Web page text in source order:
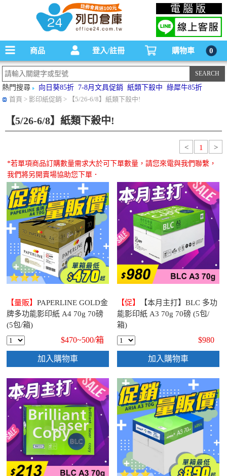
碳粉匣，墨水匣,原廠碳粉匣，副廠碳粉匣，環保碳粉匣,連續供墨印表機-office24列印
倉庫線上購物手機版
電腦版
商品 登入/註冊 購物車 0
熱門搜尋 向日葵85折 7-8月文具促銷 紙類下殺中
綠犀牛85折
首頁 > 影印紙促銷 > 【5/26-6/8】紙類下殺中!
【5/26-6/8】紙類下殺中!
< 1 >
*若單項商品訂購數量需求大於可下單數量，請您來電與我們聯繫，
我們將另開賣場協助您下單．
【量販】PAPERLINE GOLD金
牌多功能影印紙 A4 70g 70磅
(5包/箱)
$470~500/箱
加入購物車
【促】
【本月主打】BLC 多功
能影印紙 A3 70g 70磅 (5包/
箱)
$980
加入購物車